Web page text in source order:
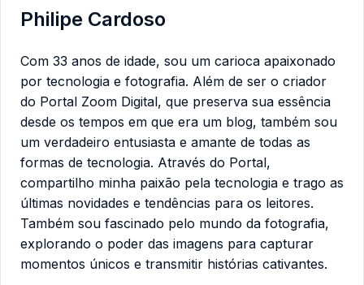
Philipe Cardoso
Com 33 anos de idade, sou um carioca apaixonado
por tecnologia e fotografia. Além de ser o criador
do Portal Zoom Digital, que preserva sua essência
desde os tempos em que era um blog, também sou
um verdadeiro entusiasta e amante de todas as
formas de tecnologia. Através do Portal,
compartilho minha paixão pela tecnologia e trago as
últimas novidades e tendências para os leitores.
Também sou fascinado pelo mundo da fotografia,
explorando o poder das imagens para capturar
momentos únicos e transmitir histórias cativantes.